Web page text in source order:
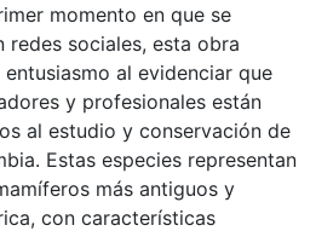
momento en que se
redes sociales, esta obra
al evidenciar que
y profesionales están
al estudio y conservación de
Estas especies representan
más antiguos y
con características